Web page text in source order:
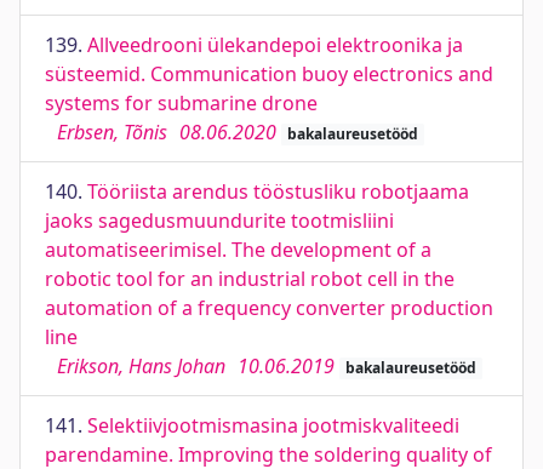
139. Allveedrooni ülekandepoi elektroonika ja
süsteemid. Communication buoy electronics and
systems for submarine drone
Erbsen, Tõnis 08.06.2020 bakalaureusetööd
140. Tööriista arendus tööstusliku robotjaama
jaoks sagedusmuundurite tootmisliini
automatiseerimisel. The development of a
robotic tool for an industrial robot cell in the
automation of a frequency converter production
line
Erikson, Hans Johan 10.06.2019 bakalaureusetööd
141. Selektiivjootmismasina jootmiskvaliteedi
parendamine. Improving the soldering quality of